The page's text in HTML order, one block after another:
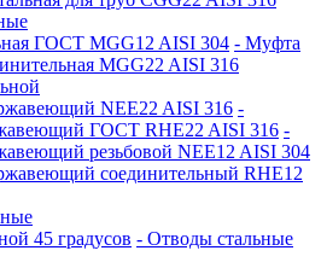
ГОСТ MGG12 AISI 304 - Муфта
MGG22 AISI 316
NEE22 AISI 316 -
ГОСТ RHE22 AISI 316 -
резьбовой NEE12 AISI 304
соединительный RHE12
45 градусов - Отводы стальные